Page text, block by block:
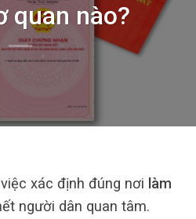
quan nào?
xác định đúng nơi làm
người dân quan tâm.